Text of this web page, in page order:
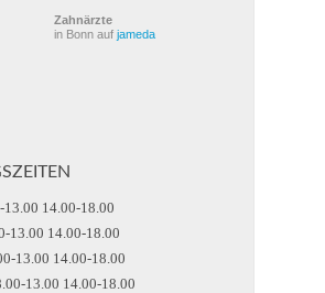
Zahnärzte
in Bonn auf jameda
14.00-18.00
13.00 14.00-18.00
13.00 14.00-18.00
13.00 14.00-18.00